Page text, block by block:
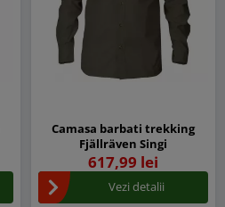
Camasa barbati trekking
Fjällräven Singi
617,99 lei
Vezi detalii